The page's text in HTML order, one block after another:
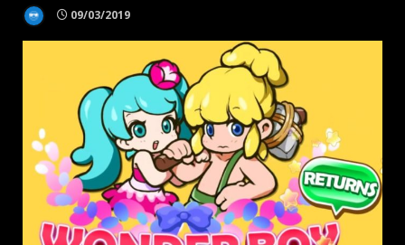
09/03/2019